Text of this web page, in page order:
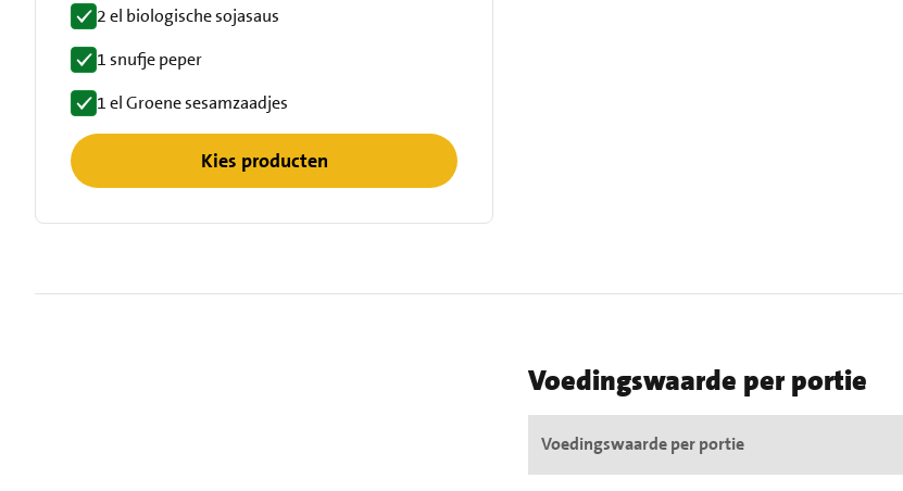
2 el biologische sojasaus
1 snufje peper
1 el Groene sesamzaadjes
Kies producten
Voedingswaarde per portie
Voedingswaarde per portie